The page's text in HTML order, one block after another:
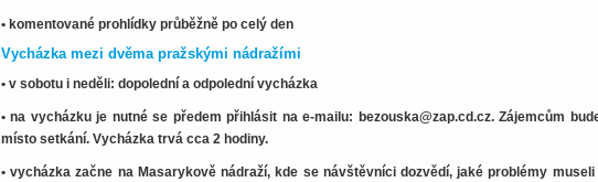
• komentované prohlídky průběžně po celý den
Vycházka mezi dvěma pražskými nádražími
• v sobotu i neděli: dopolední a odpolední vycházka
• na vycházku je nutné se předem přihlásit na e-mailu: bezouska@zap.cd.cz. Zájemcům
místo setkání. Vycházka trvá cca 2 hodiny.
• vycházka začne na Masarykově nádraží, kde se návštěvníci dozvědí, jaké problémy museli